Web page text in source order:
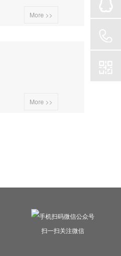
More >>
More >>
扫一扫关注微信